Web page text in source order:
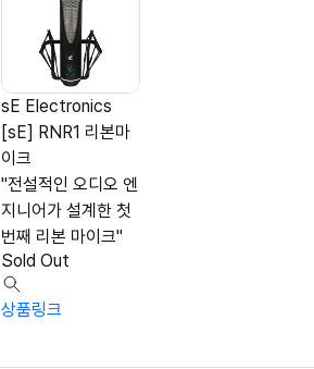
sE Electronics
[sE] RNR1 리본마
이크
"전설적인 오디오 엔
지니어가 설계한 첫
번째 리본 마이크"
Sold Out
상품링크